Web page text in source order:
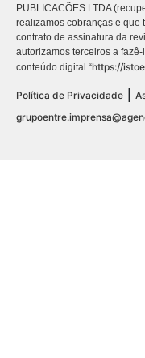
PUBLICACÕES LTDA
realizamos cobranças e que
contrato de assinatura da
autorizamos terceiros a
conteúdo digital “https://
Política de Privacidade